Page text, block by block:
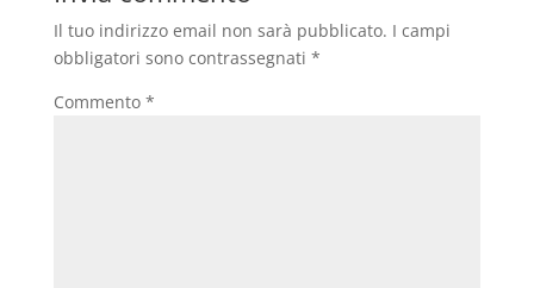
Il tuo indirizzo email non sarà pubblicato. I campi
obbligatori sono contrassegnati *
Commento *